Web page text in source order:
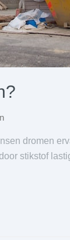
dromen
stikstof